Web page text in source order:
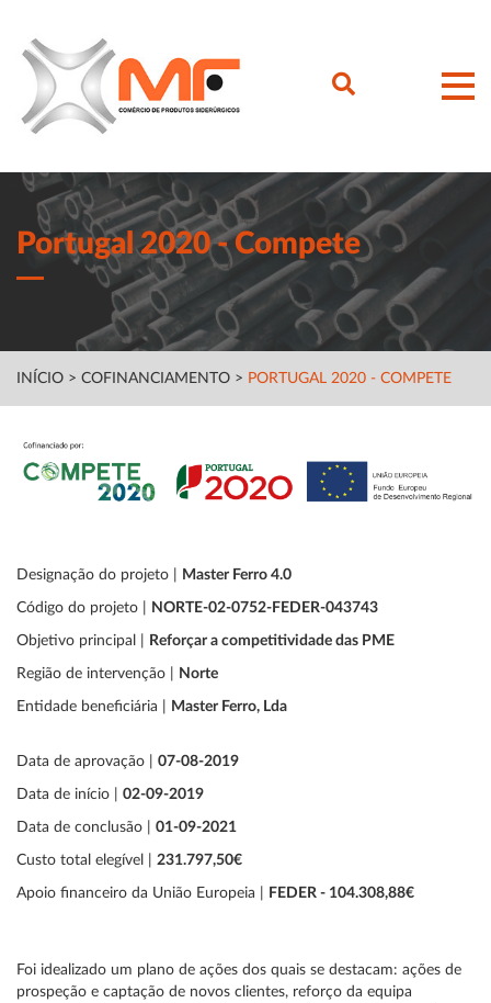
Portugal 2020 - Compete
INÍCIO > COFINANCIAMENTO > PORTUGAL 2020 - COMPETE
Designação do projeto | Master Ferro 4.0
Código do projeto | NORTE-02-0752-FEDER-043743
Objetivo principal | Reforçar a competitividade das PME
Região de intervenção | Norte
Entidade beneficiária | Master Ferro, Lda
Data de aprovação | 07-08-2019
Data de início | 02-09-2019
Data de conclusão | 01-09-2021
Custo total elegível | 231.797,50€
Apoio financeiro da União Europeia | FEDER - 104.308,88€
Foi idealizado um plano de ações dos quais se destacam: ações de
prospeção e captação de novos clientes, reforço da equipa